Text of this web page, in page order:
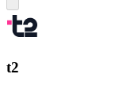
t2